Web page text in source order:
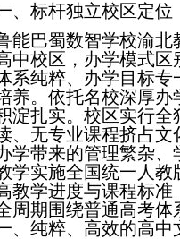
、标杆独立校区定
能巴蜀数智学校渝
中校区，办学模式
系纯粹、办学目标
养。依托名校深厚
淀扎实。校区实行
、无专业课程挤占
学带来的管理繁杂
学实施全国统一人
教学进度与课程标
周期围绕普通高考
、纯粹、高效的高中